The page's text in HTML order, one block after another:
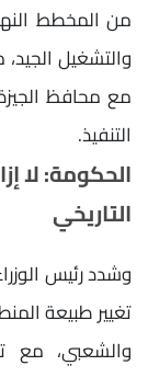
من المخطط
والتشغيل
مع محافظ
التنفيذ.
الحكومة: لا
التاريخي
وشدد رئيس
تغيير طبيعة
والشعبي، مع